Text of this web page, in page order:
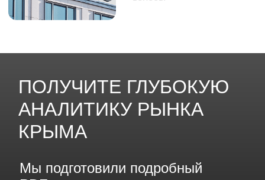
ЮБК
средиземноморскому климату,
Hidden становится идеальным
местом для отдыха вне
зависимости от сезона
ВНЕСЕЗОННЫЙ СПРОС